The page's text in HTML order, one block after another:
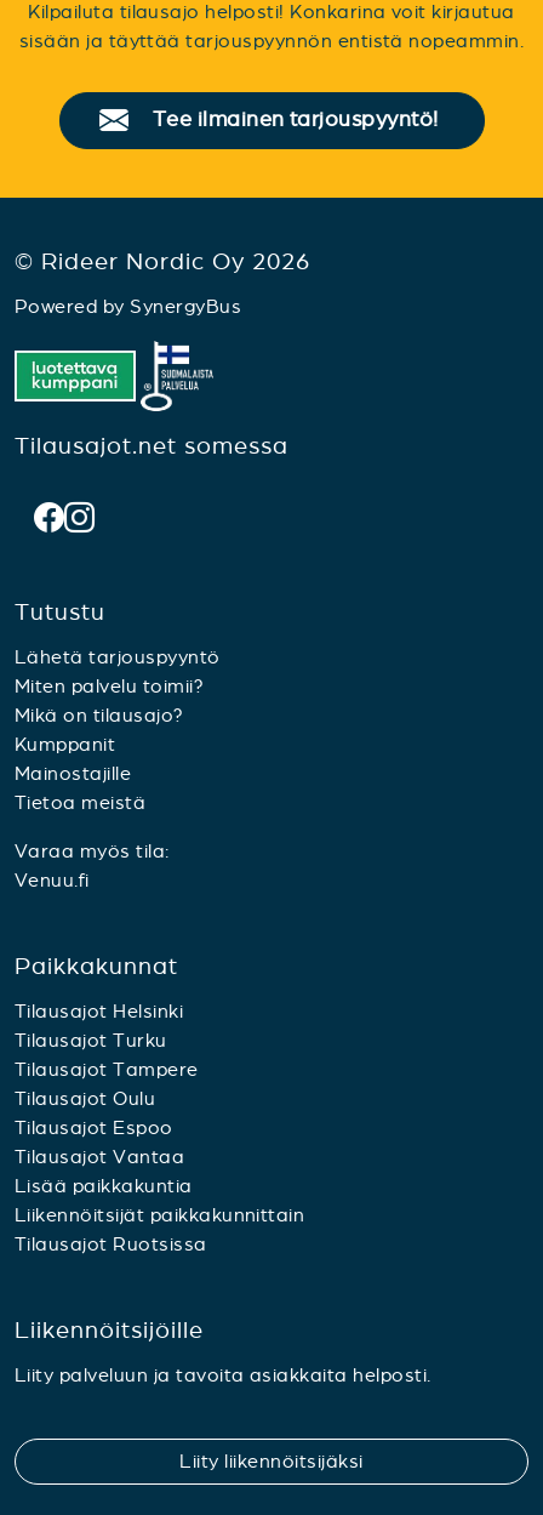
Kilpailuta tilausajo helposti! Konkarina voit kirjautua
sisään ja täyttää tarjouspyynnön entistä nopeammin.
Tee ilmainen tarjouspyyntö!
© Rideer Nordic Oy 2026
Powered by SynergyBus
Tilausajot.net somessa
Tutustu
Lähetä tarjouspyyntö
Miten palvelu toimii?
Mikä on tilausajo?
Kumppanit
Mainostajille
Tietoa meistä
Varaa myös tila:
Venuu.fi
Paikkakunnat
Tilausajot Helsinki
Tilausajot Turku
Tilausajot Tampere
Tilausajot Oulu
Tilausajot Espoo
Tilausajot Vantaa
Lisää paikkakuntia
Liikennöitsijät paikkakunnittain
Tilausajot Ruotsissa
Liikennöitsijöille
Liity palveluun ja tavoita asiakkaita helposti.
Liity liikennöitsijäksi